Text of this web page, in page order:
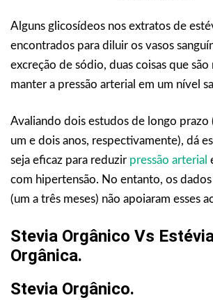
Alguns glicosídeos nos extratos de
encontrados para diluir os vasos
excreção de sódio, duas coisas que
manter a pressão arterial em um nível
Avaliando dois estudos de longo
um e dois anos, respectivamente), dá
seja eficaz para reduzir pressão arterial
com hipertensão. No entanto, os
(um a três meses) não apoiaram esses
Stevia Orgânico Vs
Orgânica.
Stevia Orgânico.